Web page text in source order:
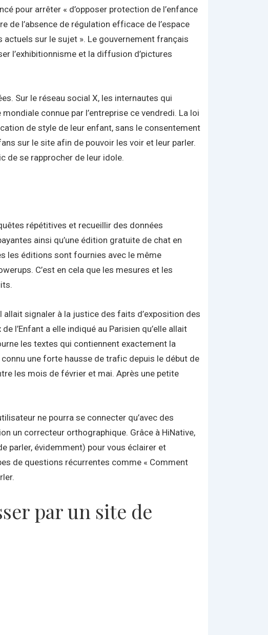
pour arrêter « d’opposer protection de l’enfance
de l’absence de régulation efficace de l’espace
actuels sur le sujet ». Le gouvernement français
l’exhibitionnisme et la diffusion d’pictures
Sur le réseau social X, les internautes qui
connue par l’entreprise ce vendredi. La loi
de style de leur enfant, sans le consentement
sur le site afin de pouvoir les voir et leur parler.
de se rapprocher de leur idole.
répétitives et recueillir des données
ainsi qu’une édition gratuite de chat en
les éditions sont fournies avec le même
C’est en cela que les mesures et les
allait signaler à la justice des faits d’exposition des
l’Enfant a elle indiqué au Parisien qu’elle allait
les textes qui contiennent exactement la
une forte hausse de trafic depuis le début de
les mois de février et mai. Après une petite
ne pourra se connecter qu’avec des
un correcteur orthographique. Grâce à HiNative,
parler, évidemment) pour vous éclairer et
de questions récurrentes comme « Comment
par un site de